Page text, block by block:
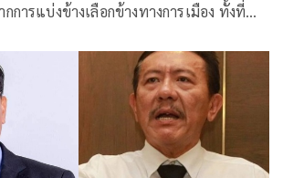
การแบ่งข้างเลือกข้างทางการเมือง ทั้งที่